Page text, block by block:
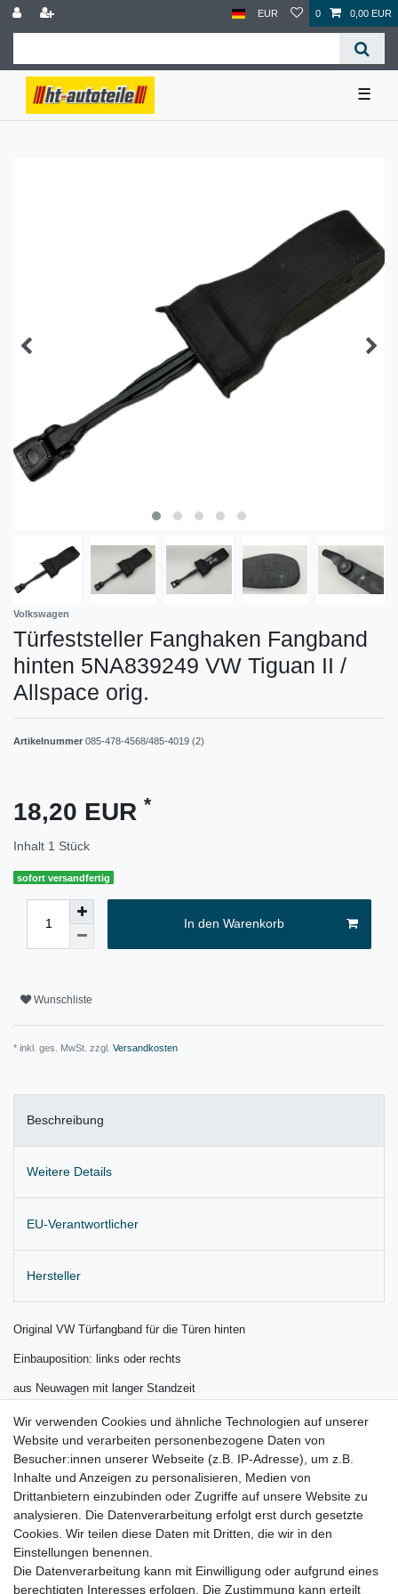
EUR 0 0,00 EUR
☰
Volkswagen
Türfeststeller Fanghaken Fangband
hinten 5NA839249 VW Tiguan II /
Allspace orig.
Artikelnummer 085-478-4568/485-4019 (2)
18,20 EUR *
Inhalt 1 Stück
sofort versandfertig
In den Warenkorb
Wunschliste
* inkl. ges. MwSt. zzgl. Versandkosten
Beschreibung
Weitere Details
EU-Verantwortlicher
Hersteller
Original VW Türfangband für die Türen hinten
Einbauposition: links oder rechts
aus Neuwagen mit langer Standzeit
Lieferung wie abgebildet
für:
Seat Tarraco KN Bj. 2018 – 2024
VW Tiguan II Bj. 2016 - 2024
VW Tiguan Allspace Bj. 2017 - 2024
Wir verwenden Cookies und ähnliche Technologien auf unserer
Website und verarbeiten personenbezogene Daten von
Besucher:innen unserer Webseite (z.B. IP-Adresse), um z.B.
Inhalte und Anzeigen zu personalisieren, Medien von
Drittanbietern einzubinden oder Zugriffe auf unsere Website zu
analysieren. Die Datenverarbeitung erfolgt erst durch gesetzte
Cookies. Wir teilen diese Daten mit Dritten, die wir in den
Einstellungen benennen.
Die Datenverarbeitung kann mit Einwilligung oder aufgrund eines
berechtigten Interesses erfolgen. Die Zustimmung kann erteilt